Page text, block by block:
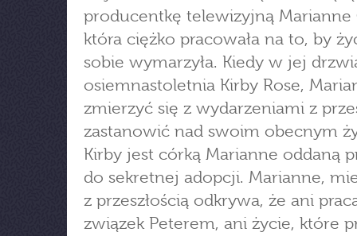
producentkę telewizyjną Marianne
która ciężko pracowała na to, by
sobie wymarzyła. Kiedy w jej
osiemnastoletnia Kirby Rose,
zmierzyć się z wydarzeniami z
zastanowić nad swoim obecnym
Kirby jest córką Marianne oddaną
do sekretnej adopcji. Marianne,
z przeszłością odkrywa, że ani
związek Peterem, ani życie, które